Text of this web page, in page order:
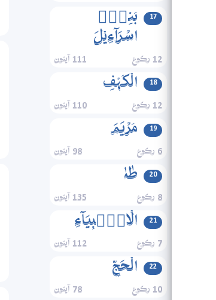
17
بَنِیۡۤ
اسۡرَآءِیۡلَ
12 رڪوع 111 آيتون
18 الۡکَہۡفِ
12 رڪوع 110 آيتون
19 مَرۡیَمَ
6 رڪوع 98 آيتون
20 طٰہٰ
8 رڪوع 135 آيتون
21 الۡانۡۢبِیَآءِ
7 رڪوع 112 آيتون
22 الۡحَجِّ
10 رڪوع 78 آيتون